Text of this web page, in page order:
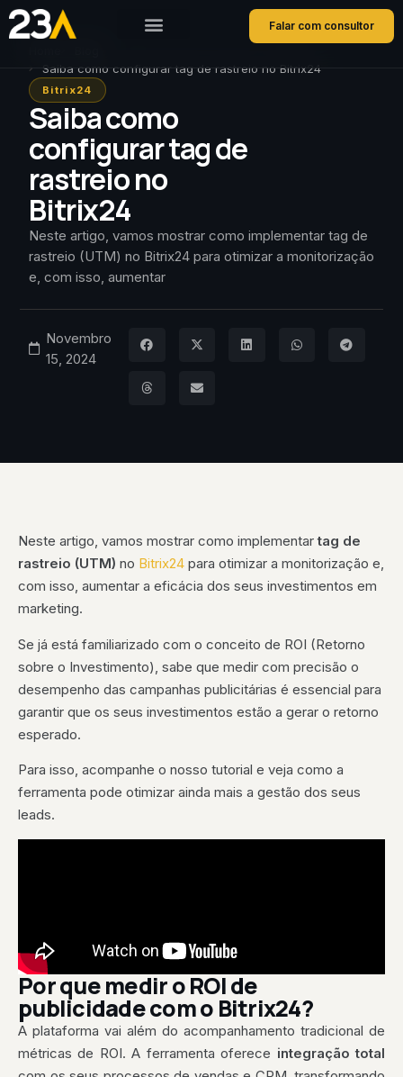
Falar com consultor
Saiba como configurar tag de rastreio no Bitrix24
Bitrix24
Saiba como
configurar tag de
rastreio no
Bitrix24
Neste artigo, vamos mostrar como implementar tag de
rastreio (UTM) no Bitrix24 para otimizar a monitorização
e, com isso, aumentar
Novembro
15, 2024
Neste artigo, vamos mostrar como implementartag de
rastreio (UTM) no Bitrix24 para otimizar a monitorização e,
com isso, aumentar a eficácia dos seus investimentos em
marketing.
Se já está familiarizado com o conceito de ROI (Retorno
sobre o Investimento), sabe que medir com precisão o
desempenho das campanhas publicitárias é essencial para
garantir que os seus investimentos estão a gerar o retorno
esperado.
Para isso, acompanhe o nosso tutorial e veja como a
ferramenta pode otimizar ainda mais a gestão dos seus
leads.
Por que medir o ROI de
publicidade com o Bitrix24?
A plataforma vai além do acompanhamento tradicional de
métricas de ROI. A ferramenta oferece integração total